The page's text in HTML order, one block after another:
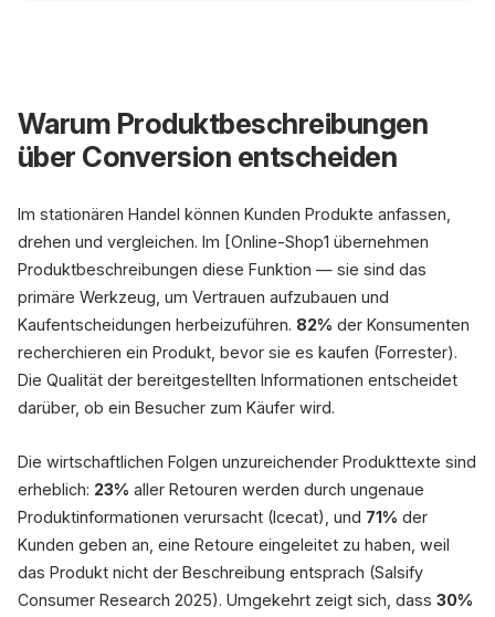
Rohdaten
Attr.
CSV · ERP · PIM
10-
Warum Produktbeschreibungen
über Conversion entscheiden
Im stationären Handel können Kunden Produkte anfassen,
drehen und vergleichen. Im [Online-Shop1 übernehmen
Produktbeschreibungen diese Funktion — sie sind das
primäre Werkzeug, um Vertrauen aufzubauen und
Kaufentscheidungen herbeizuführen. 82% der Konsumenten
recherchieren ein Produkt, bevor sie es kaufen (Forrester).
Die Qualität der bereitgestellten Informationen entscheidet
darüber, ob ein Besucher zum Käufer wird.
Die wirtschaftlichen Folgen unzureichender Produkttexte sind
erheblich: 23% aller Retouren werden durch ungenaue
Produktinformationen verursacht (Icecat), und 71% der
Kunden geben an, eine Retoure eingeleitet zu haben, weil
das Produkt nicht der Beschreibung entsprach (Salsify
Consumer Research 2025). Umgekehrt zeigt sich, dass 30%